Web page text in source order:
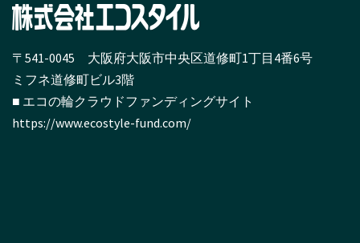
〒541-0045 大阪府大阪市中央区道修町1丁目4番6号
ミフネ道修町ビル3階
■ エコの輪クラウドファンディングサイト
https://www.ecostyle-fund.com/